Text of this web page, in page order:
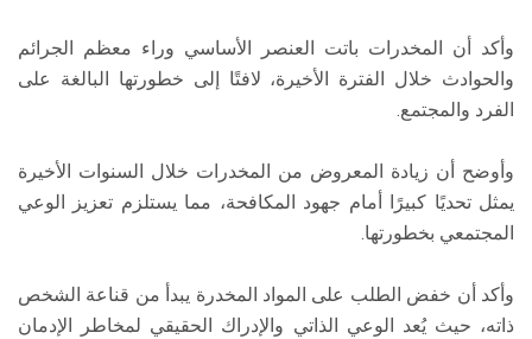
وأكد أن المخدرات باتت العنصر الأساسي وراء معظم الجرائم
والحوادث خلال الفترة الأخيرة، لافتًا إلى خطورتها البالغة على
الفرد والمجتمع.
وأوضح أن زيادة المعروض من المخدرات خلال السنوات الأخيرة
يمثل تحديًا كبيرًا أمام جهود المكافحة، مما يستلزم تعزيز الوعي
المجتمعي بخطورتها.
وأكد أن خفض الطلب على المواد المخدرة يبدأ من قناعة الشخص
ذاته، حيث يُعد الوعي الذاتي والإدراك الحقيقي لمخاطر الإدمان